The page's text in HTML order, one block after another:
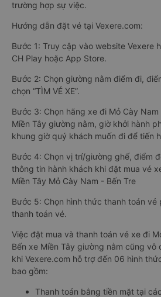
trường hợp sự việc.
Hướng dẫn đặt vé tại Vexere.com:
Bước 1: Truy cập vào website Vexere
CH Play hoặc App Store.
Bước 2: Chọn giường nằm điểm đi,
chọn “TÌM VÉ XE”.
Bước 3: Chọn hãng xe đi Mỏ Cày
Miền Tây giường nằm, giờ khởi hành
khung giờ quý khách muốn đi để tiến
Bước 4: Chọn vị trí/giường ghế, điểm
thông tin hành khách khi đặt mua vé
Miền Tây Mỏ Cày Nam - Bến Tre
Bước 5: Chọn hình thức thanh toán vé
thanh toán vé.
Việc đặt mua và thanh toán vé xe đi
Bến xe Miền Tây giường nằm cũng vô
khi Vexere.com hỗ trợ đến 06 hình
bao gồm:
Thanh toán bằng tiền mặt tại